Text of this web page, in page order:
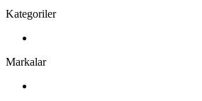
Kategoriler
Markalar